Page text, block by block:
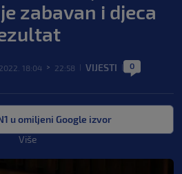
zabavan i djeca
18:04 > 22:58 VIJESTI 0
u omiljeni Google izvor
Više